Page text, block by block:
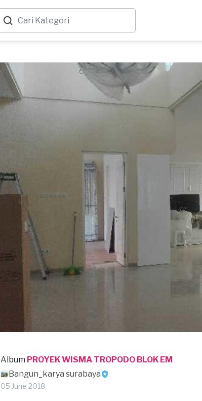
Album PROYEK WISMA TROPODO BLOK EM
Bangun_karya surabaya
05 June 2018